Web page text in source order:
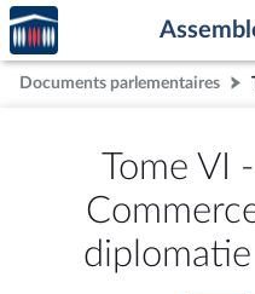
Aller au contenu
Aller en bas de la page
Accèder
à la
page
d'accueil
Documents parlementaires
Tome VI